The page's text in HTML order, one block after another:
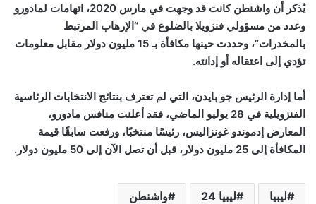
يُذكر أن واشنطن كانت قد وجهت في مارس 2020، اتهامات لمادورو
وعدد من مسؤولي فنزويلا بالضلوع في “الإرهاب المرتبط
بالمخدرات”، وحددت حينها مكافأة بـ 15 مليون دولار مقابل معلومات
تؤدي إلى اعتقاله أو إدانته.
أما إدارة الرئيس جو بايدن، التي لم تعترف بنتائج الانتخابات الرئاسية
الفنزويلية في 28 يوليو الماضي، فقد أعلنت منافس مادورو،
المعارض إدموندو غونزاليس، رئيسًا منتخبًا، ورفعت سابقًا قيمة
المكافأة إلى 25 مليون دولار، قبل أن تصل الآن إلى 50 مليون دولار
.
ليبيا ليبيا 24 واشنطن